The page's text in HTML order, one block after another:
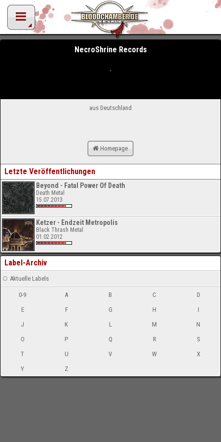
NecroShrine Records
aus Deutschland
Homepage
Letzte Veröffentlichungen
Beyond - Fatal Power Of Death
Death Metal
15.07.2013
Ketzer - Endzeit Metropolis
Black Thrash Metal
01.02.2012
Label-Archiv
Aktuelle Labels
0-9 A B C
D
E
F G H
I
J
K L M
N
O
P Q R
S
T
U V W
X
Y
Z